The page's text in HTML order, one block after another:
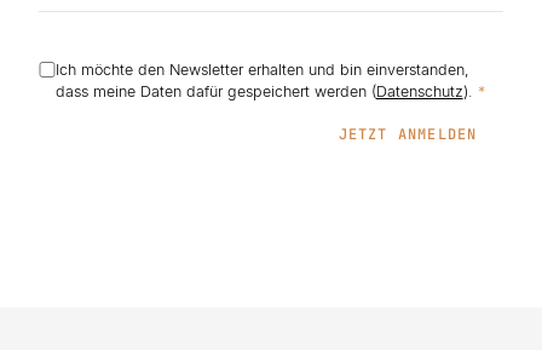
Ich möchte den Newsletter erhalten und bin einverstanden,
dass meine Daten dafür gespeichert werden (Datenschutz). *
JETZT ANMELDEN